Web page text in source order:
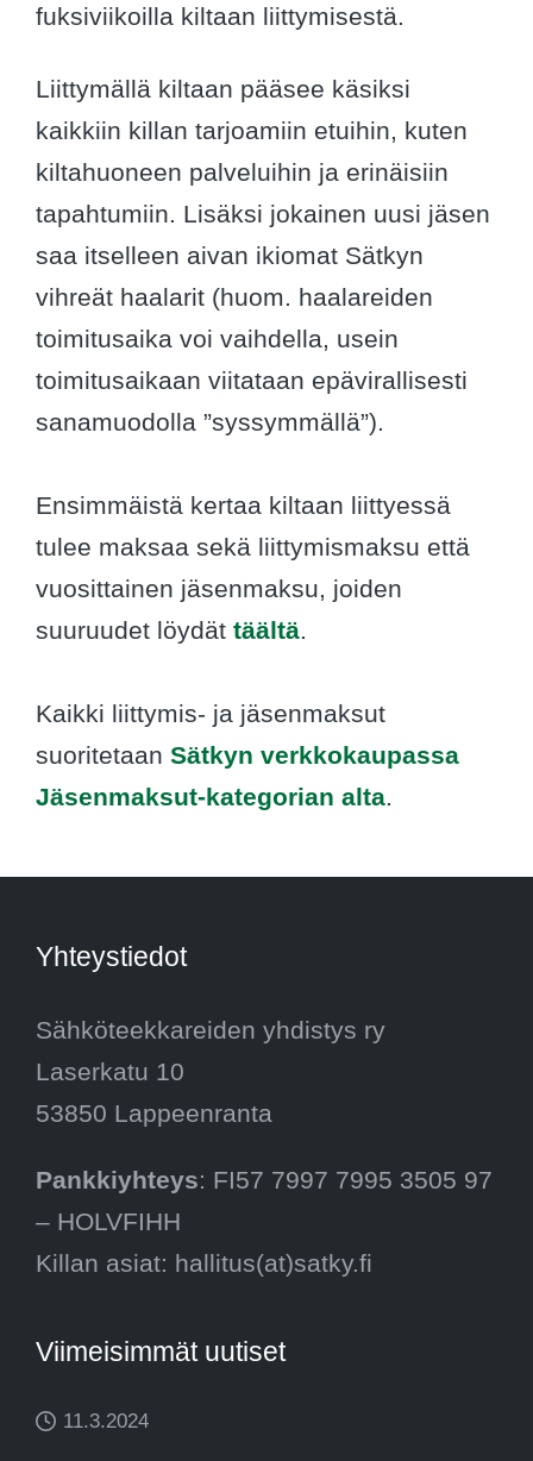
fuksiviikoilla kiltaan liittymisestä.
Liittymällä kiltaan pääsee käsiksi
kaikkiin killan tarjoamiin etuihin, kuten
kiltahuoneen palveluihin ja erinäisiin
tapahtumiin. Lisäksi jokainen uusi jäsen
saa itselleen aivan ikiomat Sätkyn
vihreät haalarit (huom. haalareiden
toimitusaika voi vaihdella, usein
toimitusaikaan viitataan epävirallisesti
sanamuodolla ”syssymmällä”).
Ensimmäistä kertaa kiltaan liittyessä
tulee maksaa sekä liittymismaksu että
vuosittainen jäsenmaksu, joiden
suuruudet löydät täältä.
Kaikki liittymis- ja jäsenmaksut
suoritetaan Sätkyn verkkokaupassa
Jäsenmaksut-kategorian alta.
Yhteystiedot
Sähköteekkareiden yhdistys ry
Laserkatu 10
53850 Lappeenranta
Pankkiyhteys: FI57 7997 7995 3505 97
– HOLVFIHH
Killan asiat: hallitus(at)satky.fi
Viimeisimmät uutiset
11.3.2024